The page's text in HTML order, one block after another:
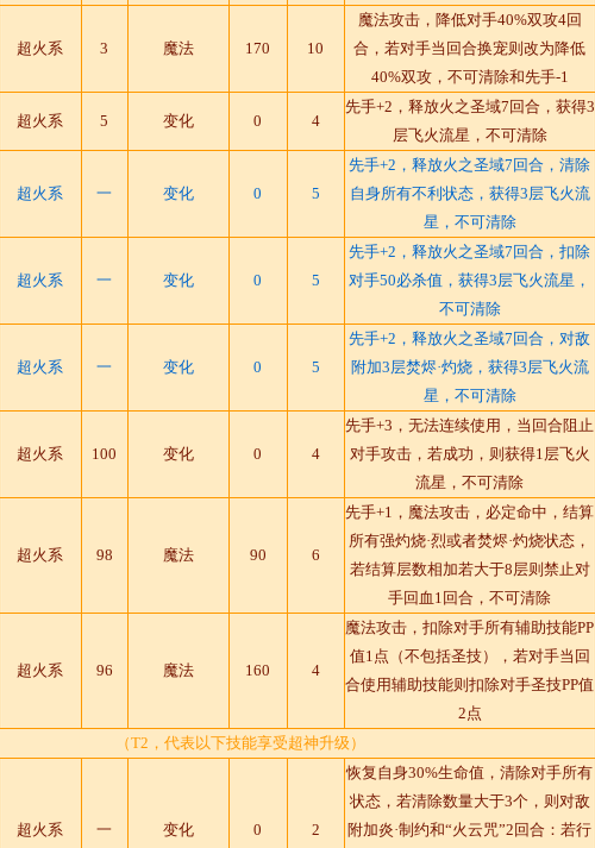
超火系 3 魔法 170 10
魔法攻击，降低对手40%双攻4回
合，若对手当回合换宠则改为降低
40%双攻，不可清除和先手-1
超火系 5 变化 0 4
先手+2，释放火之圣域7回合，获得3
层飞火流星，不可清除
超火系 一 变化 0 5
先手+2，释放火之圣域7回合，清除
自身所有不利状态，获得3层飞火流
星，不可清除
超火系 一 变化 0 5
先手+2，释放火之圣域7回合，扣除
对手50必杀值，获得3层飞火流星，
不可清除
超火系 一 变化 0 5
先手+2，释放火之圣域7回合，对敌
附加3层焚烬·灼烧，获得3层飞火流
星，不可清除
超火系 100 变化 0 4
先手+3，无法连续使用，当回合阻止
对手攻击，若成功，则获得1层飞火
流星，不可清除
超火系 98 魔法 90 6
先手+1，魔法攻击，必定命中，结算
所有强灼烧·烈或者焚烬·灼烧状态，
若结算层数相加若大于8层则禁止对
手回血1回合，不可清除
超火系 96 魔法 160 4
魔法攻击，扣除对手所有辅助技能PP
值1点（不包括圣技），若对手当回
合使用辅助技能则扣除对手圣技PP值
2点
（T2，代表以下技能享受超神升级）
超火系 一 变化 0 2
恢复自身30%生命值，清除对手所有
状态，若清除数量大于3个，则对敌
附加炎·制约和“火云咒”2回合：若行